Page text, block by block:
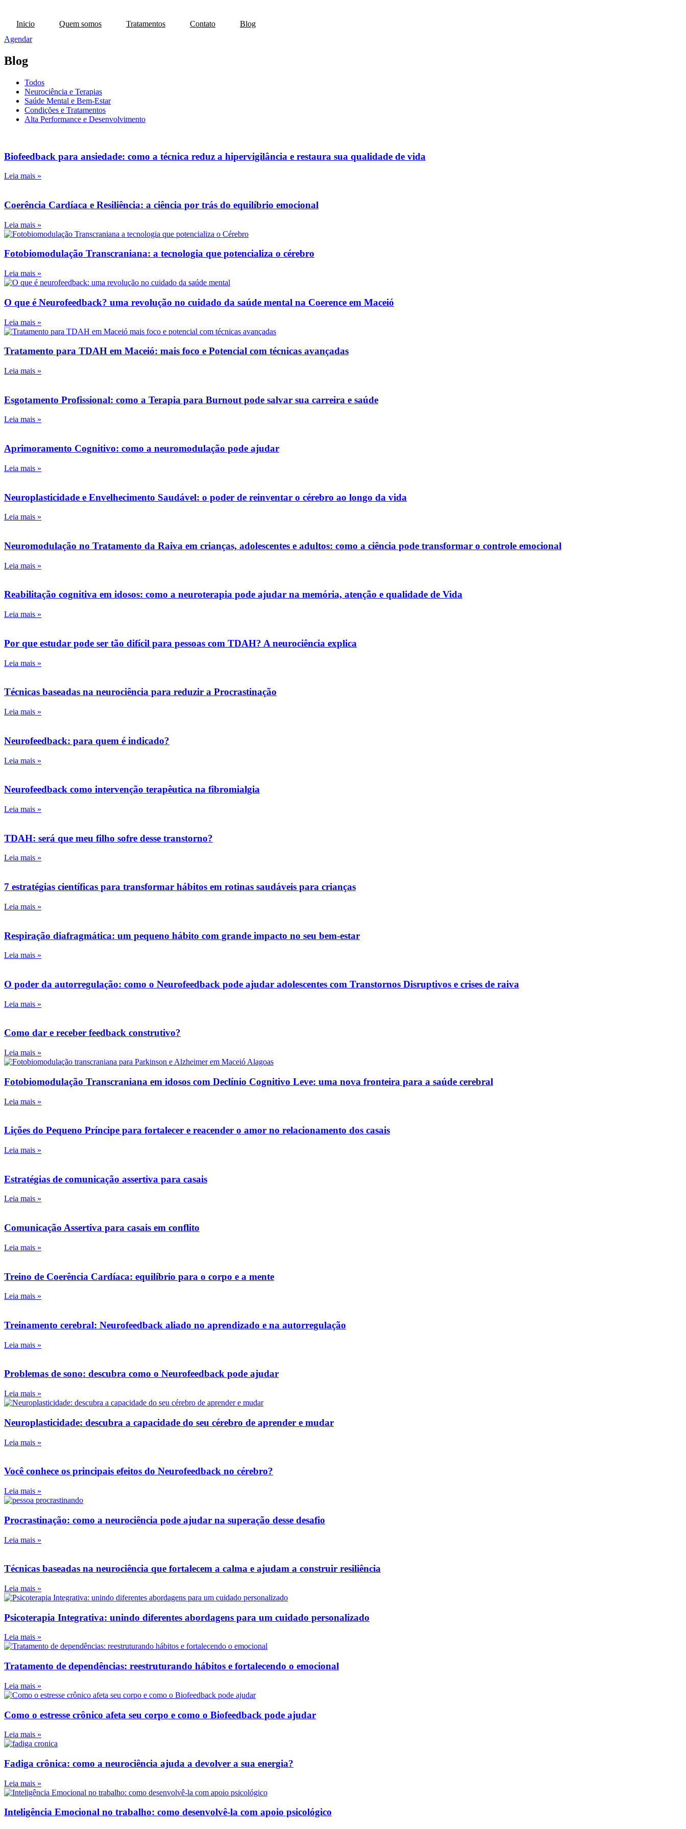
conteúdo
Inicio Quem somos Tratamentos Contato
Blog
Agendar
Blog
Todos
Neurociência e Terapias
Saúde Mental e Bem-Estar
Condições e Tratamentos
Alta Performance e Desenvolvimento
Biofeedback para ansiedade: como a técnica reduz a hipervigilância e restaura sua qualidade de vida
Leia mais »
Coerência Cardíaca e Resiliência: a ciência por trás do equilíbrio emocional
Leia mais »
Fotobiomodulação Transcraniana: a tecnologia que potencializa o cérebro
Leia mais »
O que é Neurofeedback? uma revolução no cuidado da saúde mental na Coerence em Maceió
Leia mais »
Tratamento para TDAH em Maceió: mais foco e Potencial com técnicas avançadas
Leia mais »
Esgotamento Profissional: como a Terapia para Burnout pode salvar sua carreira e saúde
Leia mais »
Aprimoramento Cognitivo: como a neuromodulação pode ajudar
Leia mais »
Neuroplasticidade e Envelhecimento Saudável: o poder de reinventar o cérebro ao longo da vida
Leia mais »
Neuromodulação no Tratamento da Raiva em crianças, adolescentes e adultos: como a ciência pode transformar o controle emocional
Leia mais »
Reabilitação cognitiva em idosos: como a neuroterapia pode ajudar na memória, atenção e qualidade de Vida
Leia mais »
Por que estudar pode ser tão difícil para pessoas com TDAH? A neurociência explica
Leia mais »
Técnicas baseadas na neurociência para reduzir a Procrastinação
Leia mais »
Neurofeedback: para quem é indicado?
Leia mais »
Neurofeedback como intervenção terapêutica na fibromialgia
Leia mais »
TDAH: será que meu filho sofre desse transtorno?
Leia mais »
7 estratégias científicas para transformar hábitos em rotinas saudáveis para crianças
Leia mais »
Respiração diafragmática: um pequeno hábito com grande impacto no seu bem-estar
Leia mais »
O poder da autorregulação: como o Neurofeedback pode ajudar adolescentes com Transtornos Disruptivos e crises de raiva
Leia mais »
Como dar e receber feedback construtivo?
Leia mais »
Fotobiomodulação Transcraniana em idosos com Declínio Cognitivo Leve: uma nova fronteira para a saúde cerebral
Leia mais »
Lições do Pequeno Príncipe para fortalecer e reacender o amor no relacionamento dos casais
Leia mais »
Estratégias de comunicação assertiva para casais
Leia mais »
Comunicação Assertiva para casais em conflito
Leia mais »
Treino de Coerência Cardíaca: equilíbrio para o corpo e a mente
Leia mais »
Treinamento cerebral: Neurofeedback aliado no aprendizado e na autorregulação
Leia mais »
Problemas de sono: descubra como o Neurofeedback pode ajudar
Leia mais »
Neuroplasticidade: descubra a capacidade do seu cérebro de aprender e mudar
Leia mais »
Você conhece os principais efeitos do Neurofeedback no cérebro?
Leia mais »
Procrastinação: como a neurociência pode ajudar na superação desse desafio
Leia mais »
Técnicas baseadas na neurociência que fortalecem a calma e ajudam a construir resiliência
Leia mais »
Psicoterapia Integrativa: unindo diferentes abordagens para um cuidado personalizado
Leia mais »
Tratamento de dependências: reestruturando hábitos e fortalecendo o emocional
Leia mais »
Como o estresse crônico afeta seu corpo e como o Biofeedback pode ajudar
Leia mais »
Fadiga crônica: como a neurociência ajuda a devolver a sua energia?
Leia mais »
Inteligência Emocional no trabalho: como desenvolvê-la com apoio psicológico